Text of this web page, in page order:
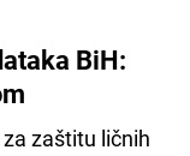
BiH:
zaštitu ličnih